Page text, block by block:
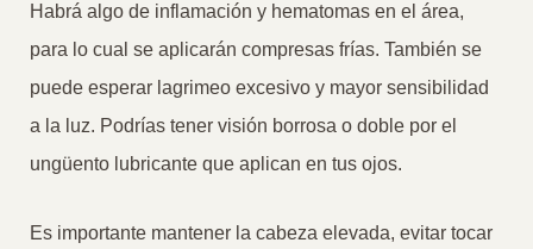
Habrá algo de inflamación y hematomas en el área,
para lo cual se aplicarán compresas frías. También se
puede esperar lagrimeo excesivo y mayor sensibilidad
a la luz. Podrías tener visión borrosa o doble por el
ungüento lubricante que aplican en tus ojos.
Es importante mantener la cabeza elevada, evitar tocar